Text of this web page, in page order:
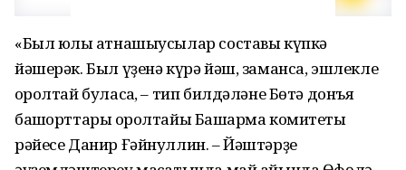
«Был юлы ҡатнашыусылар составы күпкә
йәшерәк. Был үҙенә күрә йәш, заманса, эшлекле
ҡоролтай буласаҡ, – тип билдәләне Бөтә донъя
башҡорттары ҡоролтайы Башҡарма комитеты
рәйесе Данир Ғәйнуллин. – Йәштәрҙе